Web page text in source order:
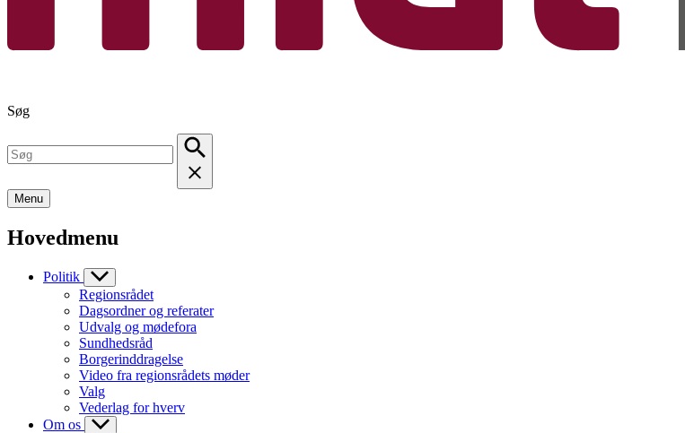
Søg
Menu
Hovedmenu
Politik
Regionsrådet
Dagsordner og referater
Udvalg og mødefora
Sundhedsråd
Borgerinddragelse
Video fra regionsrådets møder
Valg
Vederlag for hverv
Om os